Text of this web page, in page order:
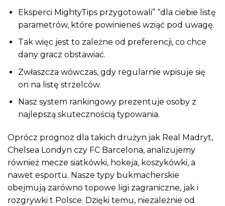
Eksperci MightyTips przygotowali” “dla ciebie listę
parametrów, które powinieneś wziąć pod uwagę.
Tak więc jest to zależne od preferencji, co chce
dany gracz obstawiać.
Zwłaszcza wówczas, gdy regularnie wpisuje się
on na listę strzelców.
Nasz system rankingowy prezentuje osoby z
najlepszą skutecznością typowania.
Oprócz prognoz dla takich drużyn jak Real Madryt,
Chelsea Londyn czy FC Barcelona, analizujemy
również mecze siatkówki, hokeja, koszykówki, a
nawet esportu. Nasze typy bukmacherskie
obejmują zarówno topowe ligi zagraniczne, jak i
rozgrywki t Polsce. Dzięki temu, niezależnie od